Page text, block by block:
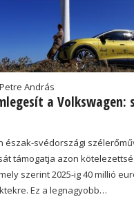
András
a Volkswagen:
észak-svédországi
támogatja azon
szerint 2025-ig 40 millió
Ez a legnagyobb…